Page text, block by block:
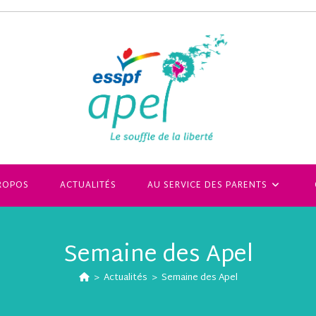
ACTUALITÉS AU SERVICE DES PARENTS
Semaine des Apel
> Actualités > Semaine des Apel